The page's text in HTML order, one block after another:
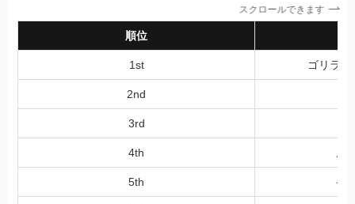
スクロールできます
順位
1st ゴリラ
2nd
3rd
4th
5th イ